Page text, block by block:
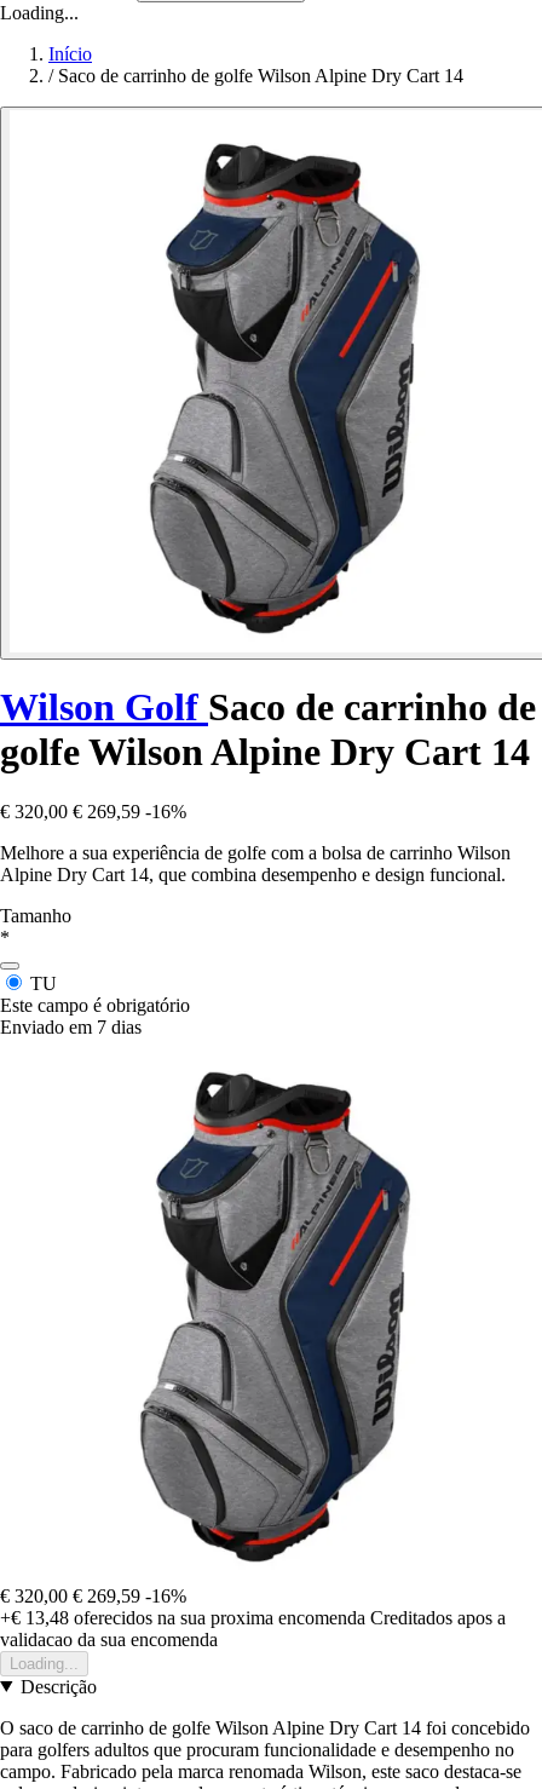
Loading...
Início
/ Saco de carrinho de golfe Wilson Alpine Dry Cart 14
Wilson Golf Saco de carrinho de
golfe Wilson Alpine Dry Cart 14
€ 320,00 € 269,59 -16%
Melhore a sua experiência de golfe com a bolsa de carrinho Wilson
Alpine Dry Cart 14, que combina desempenho e design funcional.
Tamanho
*
TU
Este campo é obrigatório
Enviado em 7 dias
€ 320,00 € 269,59 -16%
+€ 13,48 oferecidos na sua proxima encomenda Creditados apos a
validacao da sua encomenda
Loading...
Descrição
O saco de carrinho de golfe Wilson Alpine Dry Cart 14 foi concebido
para golfers adultos que procuram funcionalidade e desempenho no
campo. Fabricado pela marca renomada Wilson, este saco destaca-se